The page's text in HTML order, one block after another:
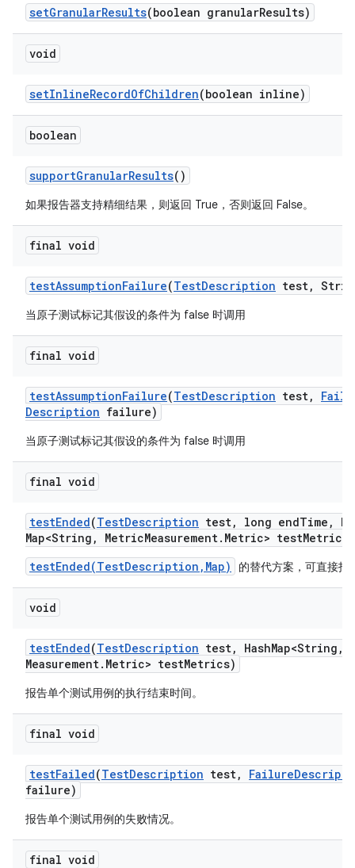
setGranularResults(boolean granularResults)
void
setInlineRecordOfChildren(boolean inline)
boolean
supportGranularResults()
如果报告器支持精细结果，则返回 True，否则返回 False。
final void
testAssumptionFailure(TestDescription test,
当原子测试标记其假设的条件为 false 时调用
final void
testAssumptionFailure(TestDescription test,
Description failure)
当原子测试标记其假设的条件为 false 时调用
final void
testEnded(TestDescription test, long endTime ,
Map<String , MetricMeasurement. Metric> testMetrics)
testEnded(TestDescription,Map)
的替代方案，可直接指
void
testEnded(TestDescription test, HashMap<String ,
Measurement. Metric> testMetrics)
报告单个测试用例的执行结束时间。
final void
testFailed(TestDescription test, Failure
failure)
报告单个测试用例的失败情况。
final void